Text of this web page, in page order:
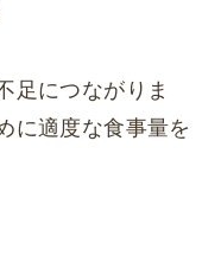
足につながりま
に適度な食事量を